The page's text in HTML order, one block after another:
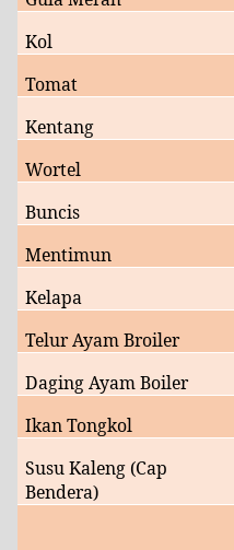
Kol
Tomat
Kentang
Wortel
Buncis
Mentimun
Kelapa
Telur Ayam Broiler
Daging Ayam Boiler
Ikan Tongkol
Susu Kaleng (Cap
Bendera)